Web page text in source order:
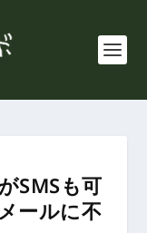
SMSも可
ールに不